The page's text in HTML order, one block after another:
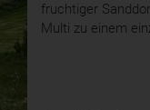
fruchtiger
Multi zu einem